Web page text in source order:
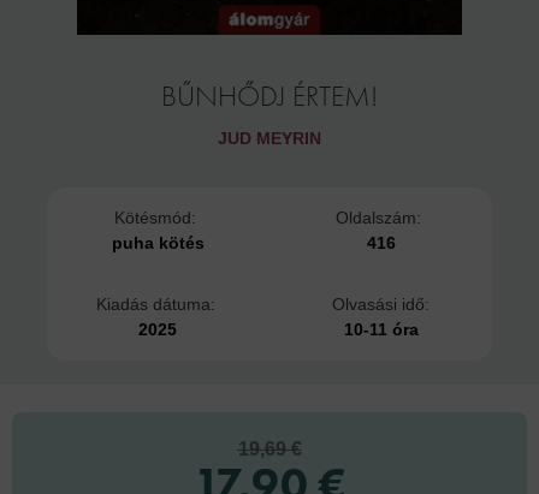
BŰNHŐDJ ÉRTEM!
JUD MEYRIN
Kötésmód:
puha kötés
Oldalszám:
416
Kiadás dátuma:
2025
Olvasási idő:
10-11 óra
19,69 €